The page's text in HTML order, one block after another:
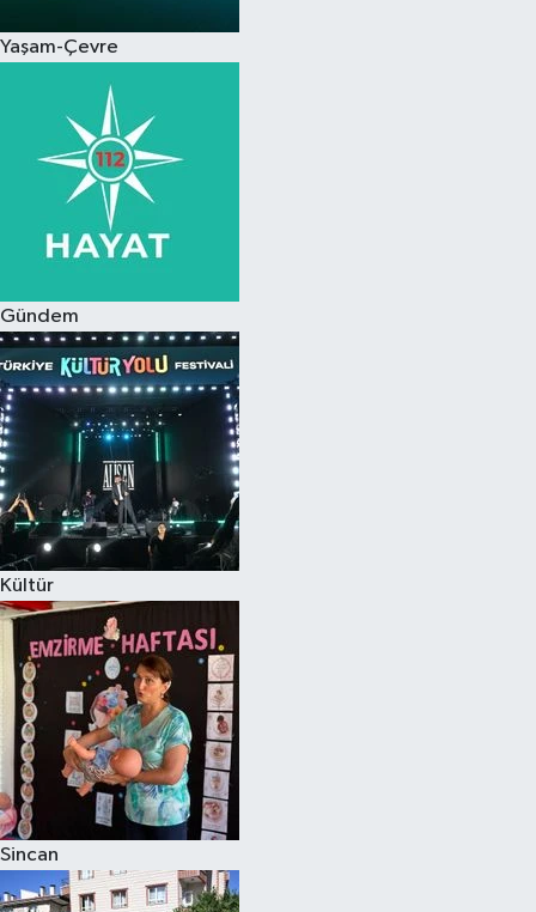
Yaşam-Çevre
Gündem
Kültür
Sincan